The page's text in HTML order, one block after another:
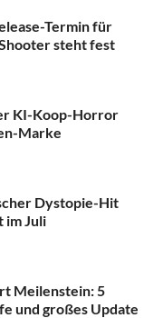
Termin für
steht fest
KI-Koop-Horror
Marke
Dystopie-Hit
im Juli
Meilenstein: 5
und großes Update